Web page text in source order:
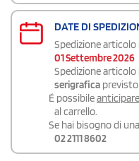
DATE DI
Spedizione articolo
01 Settembre 2026
Spedizione articolo
serigrafica previsto
É possibile
al carrello.
Se hai bisogno di
02 2111 8602